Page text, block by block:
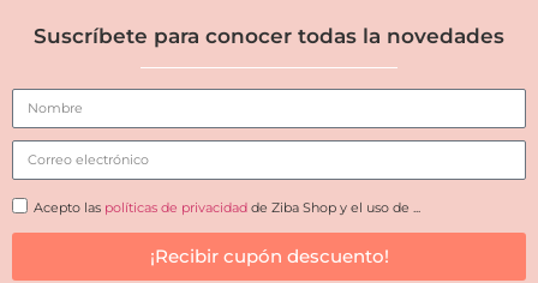
Suscríbete para conocer todas la novedades
Acepto las políticas de privacidad de Ziba Shop y el uso de ...
¡Recibir cupón descuento!